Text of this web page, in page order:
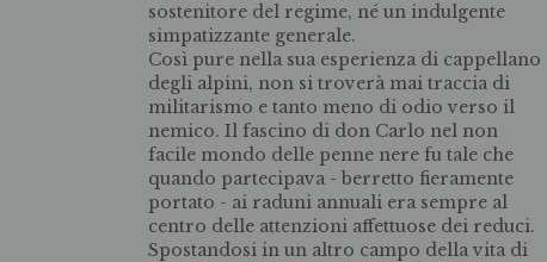
sostenitore del regime, né un indulgente
simpatizzante generale.
Così pure nella sua esperienza di cappellano
degli alpini, non si troverà mai traccia di
militarismo e tanto meno di odio verso il
nemico. Il fascino di don Carlo nel non
facile mondo delle penne nere fu tale che
quando partecipava - berretto fieramente
portato - ai raduni annuali era sempre al
centro delle attenzioni affettuose dei reduci.
Spostandosi in un altro campo della vita di